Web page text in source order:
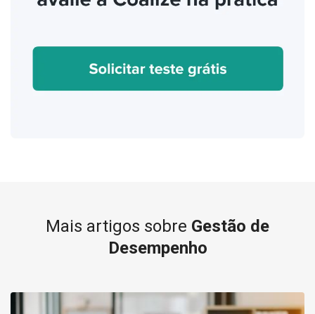
Mais artigos sobre Gestão de
Desempenho